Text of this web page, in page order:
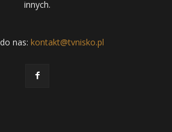
innych.
nas: kontakt@tvnisko.pl